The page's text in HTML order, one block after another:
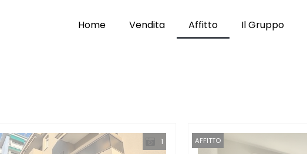
Home Vendita Affitto Il Gruppo
1 AFFITTO